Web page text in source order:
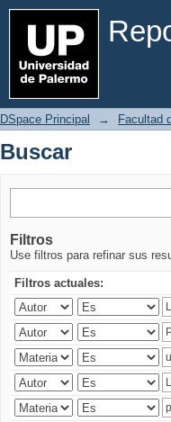
Buscar
DSpace Principal → Facultad
Buscar
Filtros
Use filtros para refinar sus
Filtros actuales: